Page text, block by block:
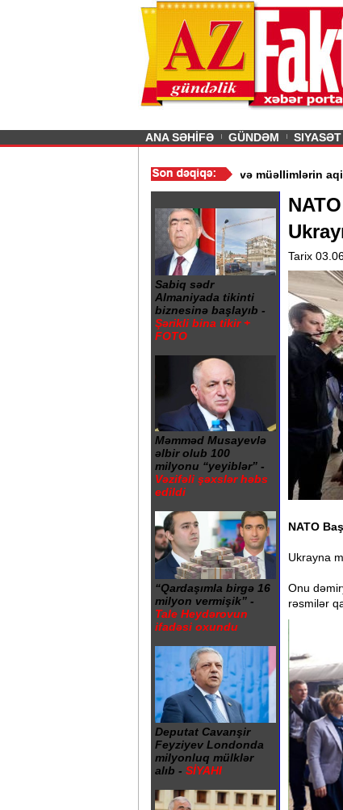
Previous
ANA SƏHİFƏ GÜNDƏM SIYASƏT
Gədəbəydə 3 məktəb bağlandı - Şagird və
Sabiq sədr
Almaniyada tikinti
biznesinə başlayıb -
Şərikli bina tikir +
FOTO
Məmməd Musayevlə
əlbir olub 100
milyonu “yeyiblər” -
Vəzifəli şəxslər həbs
edildi
“Qardaşımla birgə 16
milyon vermişik” -
Tale Heydərovun
ifadəsi oxundu
Deputat Cavanşir
Feyziyev Londonda
milyonluq mülklər
alıb - SİYAHI
Tarix
NATO
Ukrayna
Onu
rəsmilər